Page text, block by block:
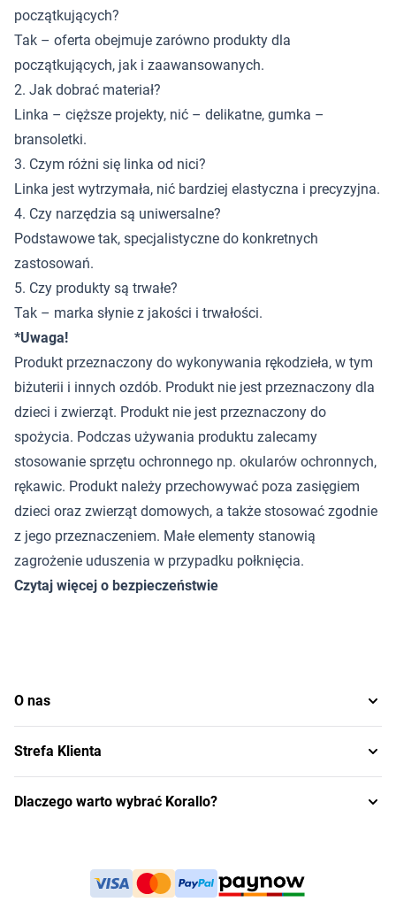
początkujących?
Tak – oferta obejmuje zarówno produkty dla
początkujących, jak i zaawansowanych.
2. Jak dobrać materiał?
Linka – cięższe projekty, nić – delikatne, gumka –
bransoletki.
3. Czym różni się linka od nici?
Linka jest wytrzymała, nić bardziej elastyczna i precyzyjna.
4. Czy narzędzia są uniwersalne?
Podstawowe tak, specjalistyczne do konkretnych
zastosowań.
5. Czy produkty są trwałe?
Tak – marka słynie z jakości i trwałości.
*Uwaga!
Produkt przeznaczony do wykonywania rękodzieła, w tym
biżuterii i innych ozdób. Produkt nie jest przeznaczony dla
dzieci i zwierząt. Produkt nie jest przeznaczony do
spożycia. Podczas używania produktu zalecamy
stosowanie sprzętu ochronnego np. okularów ochronnych,
rękawic. Produkt należy przechowywać poza zasięgiem
dzieci oraz zwierząt domowych, a także stosować zgodnie
z jego przeznaczeniem. Małe elementy stanowią
zagrożenie uduszenia w przypadku połknięcia.
Czytaj więcej o bezpieczeństwie
O nas
Strefa Klienta
Dlaczego warto wybrać Korallo?